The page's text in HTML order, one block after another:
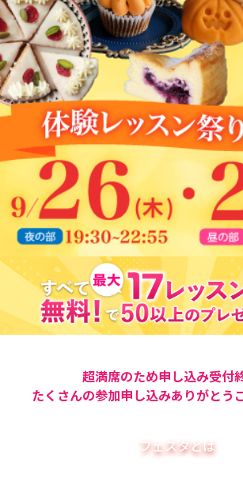
超満席のため申し込み受付
たくさんの参加申し込みありがとう
フェスタとは